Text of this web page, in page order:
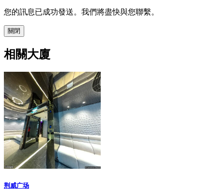
您的訊息已成功發送。我們將盡快與您聯繫。
關閉
相關大廈
荆威广场